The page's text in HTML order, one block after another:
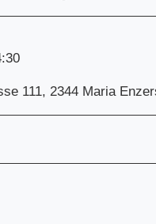
111, 2344 Maria